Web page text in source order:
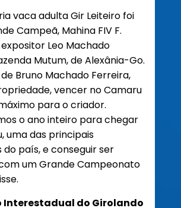
vaca adulta Gir Leiteiro foi
Campeã, Mahina FIV F.
Leo Machado
Mutum, de Alexânia-Go.
Bruno Machado Ferreira,
vencer no Camaru
para o criador.
o ano inteiro para chegar
uma das principais
do país, e conseguir ser
um Grande Campeonato
Interestadual do Girolando